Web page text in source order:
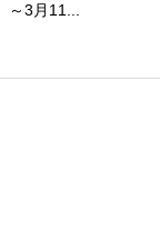
～3月11...